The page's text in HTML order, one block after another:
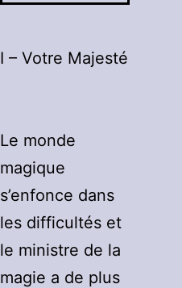
I – Votre Majesté
Le monde
magique
s’enfonce dans
les difficultés et
le ministre de la
magie a de plus